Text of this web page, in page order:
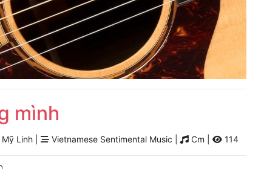
mình
Linh | Vietnamese Sentimental Music | Cm | 114